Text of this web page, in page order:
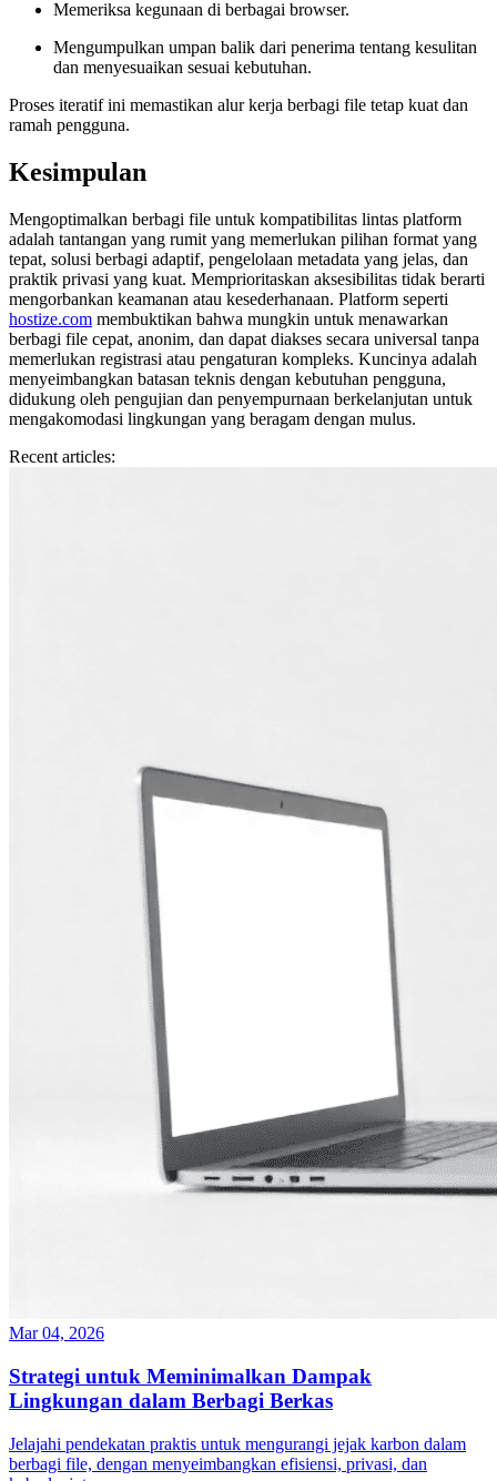
Memeriksa kegunaan di berbagai browser.
Mengumpulkan umpan balik dari penerima tentang kesulitan
dan menyesuaikan sesuai kebutuhan.
Proses iteratif ini memastikan alur kerja berbagi file tetap kuat dan
ramah pengguna.
Kesimpulan
Mengoptimalkan berbagi file untuk kompatibilitas lintas platform
adalah tantangan yang rumit yang memerlukan pilihan format yang
tepat, solusi berbagi adaptif, pengelolaan metadata yang jelas, dan
praktik privasi yang kuat. Memprioritaskan aksesibilitas tidak berarti
mengorbankan keamanan atau kesederhanaan. Platform seperti
hostize.com membuktikan bahwa mungkin untuk menawarkan
berbagi file cepat, anonim, dan dapat diakses secara universal tanpa
memerlukan registrasi atau pengaturan kompleks. Kuncinya adalah
menyeimbangkan batasan teknis dengan kebutuhan pengguna,
didukung oleh pengujian dan penyempurnaan berkelanjutan untuk
mengakomodasi lingkungan yang beragam dengan mulus.
Recent articles:
Mar 04, 2026
Strategi untuk Meminimalkan Dampak
Lingkungan dalam Berbagi Berkas
Jelajahi pendekatan praktis untuk mengurangi jejak karbon dalam
berbagi file, dengan menyeimbangkan efisiensi, privasi, dan